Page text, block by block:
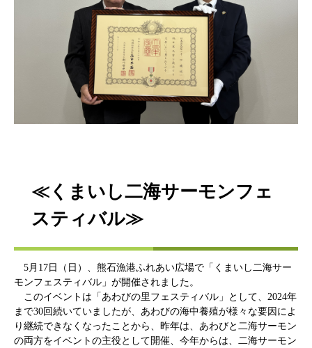
≪くまいし二海サーモンフェ
スティバル≫
5月17日（日）、熊石漁港ふれあい広場で「くまいし二海サー
モンフェスティバル」が開催されました。
このイベントは「あわびの里フェスティバル」として、2024年
まで30回続いていましたが、あわびの海中養殖が様々な要因によ
り継続できなくなったことから、昨年は、あわびと二海サーモン
の両方をイベントの主役として開催、今年からは、二海サーモン